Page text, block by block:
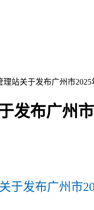
站关于发布广州市
发布广州
于发布广州市